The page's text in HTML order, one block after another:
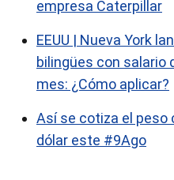
empresa Caterpillar
EEUU | Nueva York
bilingües con salario
mes: ¿Cómo aplicar?
Así se cotiza el peso
dólar este #9Ago